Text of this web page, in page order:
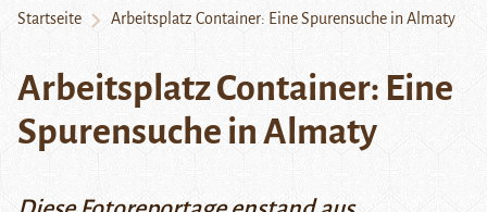
Startseite Arbeitsplatz Container: Eine Spurensuche in Almaty
Arbeitsplatz Container: Eine
Spurensuche in Almaty